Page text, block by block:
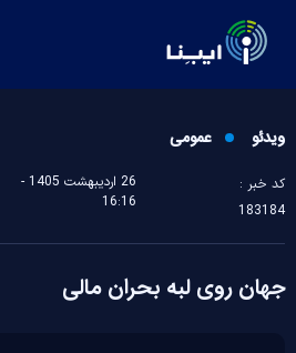
ویدئو عمومی
کد خبر :
183184
26 ارديبهشت 1405 -
16:16
جهان روی لبه بحران مالی